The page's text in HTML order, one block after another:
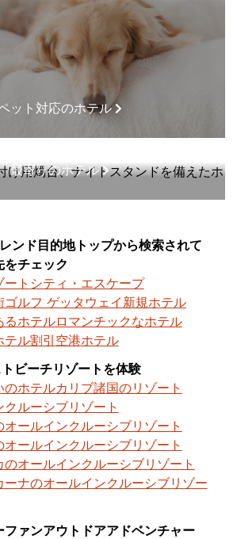
ット対応のホテル
最寄りのホテル
ンド目的地トップから検索されて
をチェック
ト シティ・エスケープ
ゴルフ ゲッタウェイ 新規ホテル
るホテルロマンチックなホテル
ル割引 空港ホテル
ビーチリゾートを体験
のホテルカリブ諸国のリゾート
クルーシブリゾート
オールインクルーシブリゾート
オールインクルーシブリゾート
のオールインクルーシブリゾート
ーナのオールインクルーシブリゾー
ファンアウトドアアドベンチャー